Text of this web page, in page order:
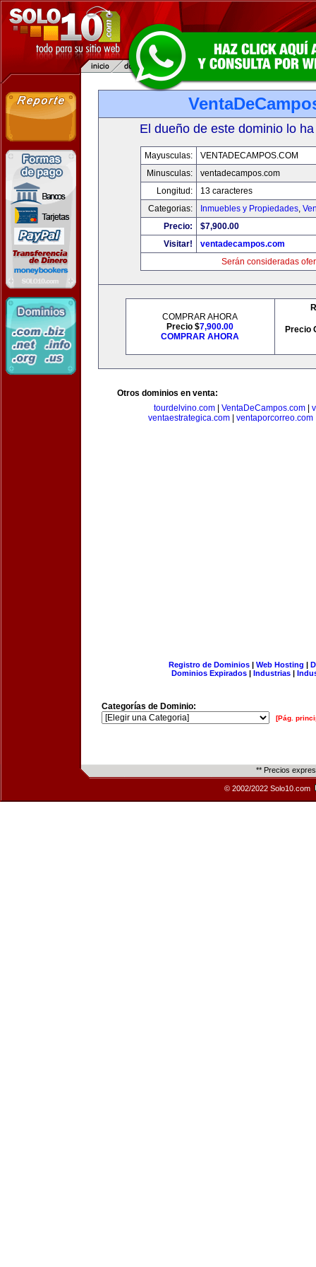
El dueño de este dominio lo
Mayusculas:
VENTADECAMPOS.COM
Minusculas:
ventadecampos.com
Longitud:
13 caracteres
Categorias:
Inmuebles y Propiedades,
Precio:
$7,900.00
Visitar!
ventadecampos.com
Serán consideradas
COMPRAR AHORA
Precio $7,900.00
COMPRAR AHORA
Precio
Otros dominios en venta:
tourdelvino.com| VentaDeCampos.com|
ventaestrategica.com| ventaporcorreo.com
Registro de Dominios| Web Hosting |
Dominios Expirados | Industrias |
Categorías de Dominio:
[Pág.
** Precios
© 2002/2022 Solo10.com